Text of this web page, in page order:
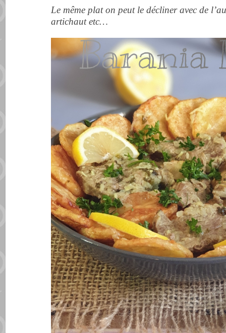
Le même plat on peut le décliner avec de
artichaut etc…